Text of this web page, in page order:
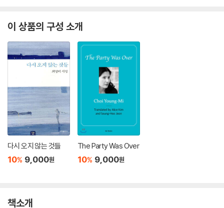
이 상품의 구성 소개
다시 오지 않는 것들
10% 9,000원
The Party Was Over
10% 9,000원
책소개